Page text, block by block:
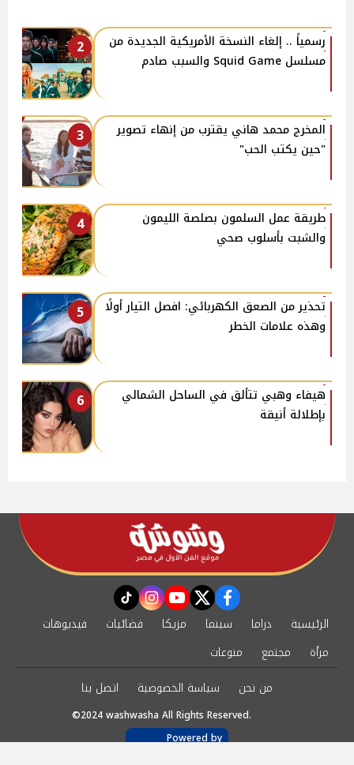
2
رسمياً .. إلغاء النسخة الأمريكية الجديدة من
مسلسل Squid Game والسبب صادم
3
المخرج محمد هاني يقترب من إنهاء تصوير
"حين يكتب الحب"
4
طريقة عمل السلمون بصلصة الليمون
والشبت بأسلوب صحي
5
تحذير من الصعق الكهربائي: افصل التيار أولًا
وهذه علامات الخطر
6
هيفاء وهبي تتألق في الساحل الشمالي
بإطلالة أنيقة
facebook
twitter
youtube
instagram
tiktok
الرئيسية دراما سينما مزيكا فضائيات
فيديوهات
مرأة
مجتمع
منوعات
من نحن
سياسة الخصوصية اتصل بنا
©2024 washwasha All Rights Reserved.
Powered by